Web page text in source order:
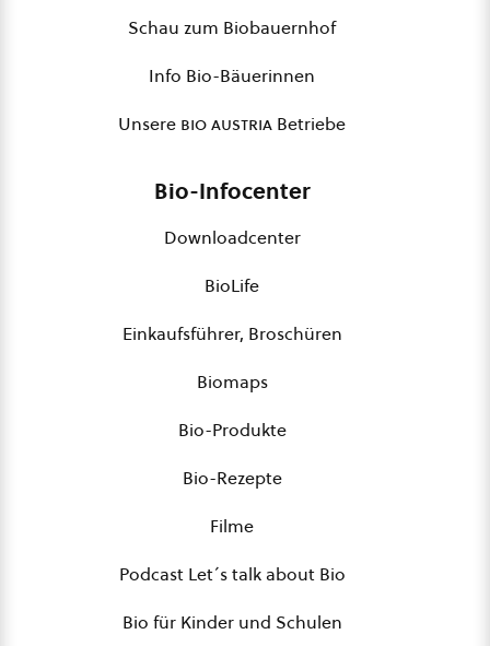
Schau zum Biobauernhof
Info Bio-Bäuerinnen
Unsere bio austria Betriebe
Bio-Infocenter
Downloadcenter
BioLife
Einkaufsführer, Broschüren
Biomaps
Bio-Produkte
Bio-Rezepte
Filme
Podcast Let´s talk about Bio
Bio für Kinder und Schulen